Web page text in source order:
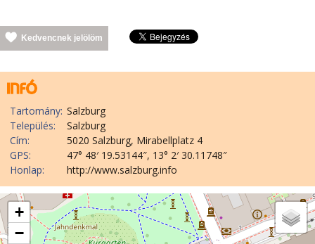
Kedvencnek jelölöm
Tartomány: Salzburg
Település:
Salzburg
Cím:
5020 Salzburg, Mirabellplatz 4
GPS:
47° 48′ 19.53144″, 13° 2′ 30.11748″
Honlap:
http://www.salzburg.info
+
−